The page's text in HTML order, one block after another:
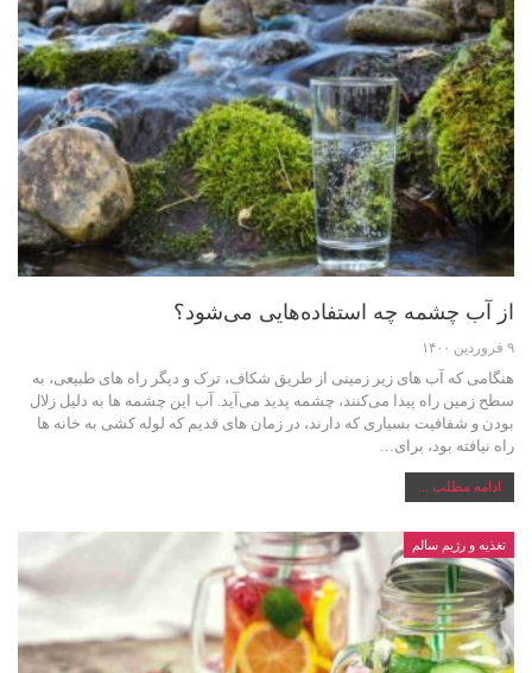
از آب چشمه چه استفاده‌هایی می‌شود؟
۹ فروردین ۱۴۰۰
هنگامی که آب های زیر زمینی از طریق شکاف، ترک و دیگر راه ‌های طبیعی، به
سطح زمین راه پیدا می‌کنند، چشمه پدید می‌آید. آب این چشمه ها به دلیل زلال
بودن و شفافیت بسیاری که دارند، در زمان های قدیم که لوله کشی به خانه ها
راه نیافته بود، برای…
ادامه مطلب ...
تغذیه و رژیم سالم